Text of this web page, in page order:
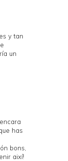
y tan
un
has
bons,
així!